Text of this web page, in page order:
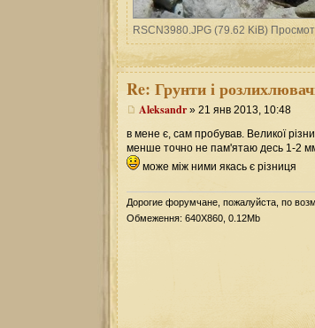
RSCN3980.JPG (79.62 KiB)
Re: Грунти і
Aleksandr » 21 янв 2013, 10:48
в мене є, сам пробував. Великої
менше точно не пам'ятаю десь 1-2
може між ними якась є різниця
Дорогие форумчане, пожалуйста, по
Обмеження: 640Х860, 0.12Mb